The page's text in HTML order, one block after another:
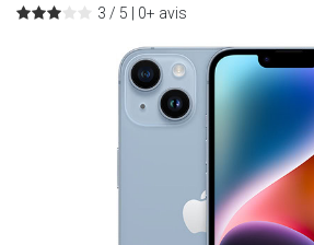
3 / 5 | 0+ avis